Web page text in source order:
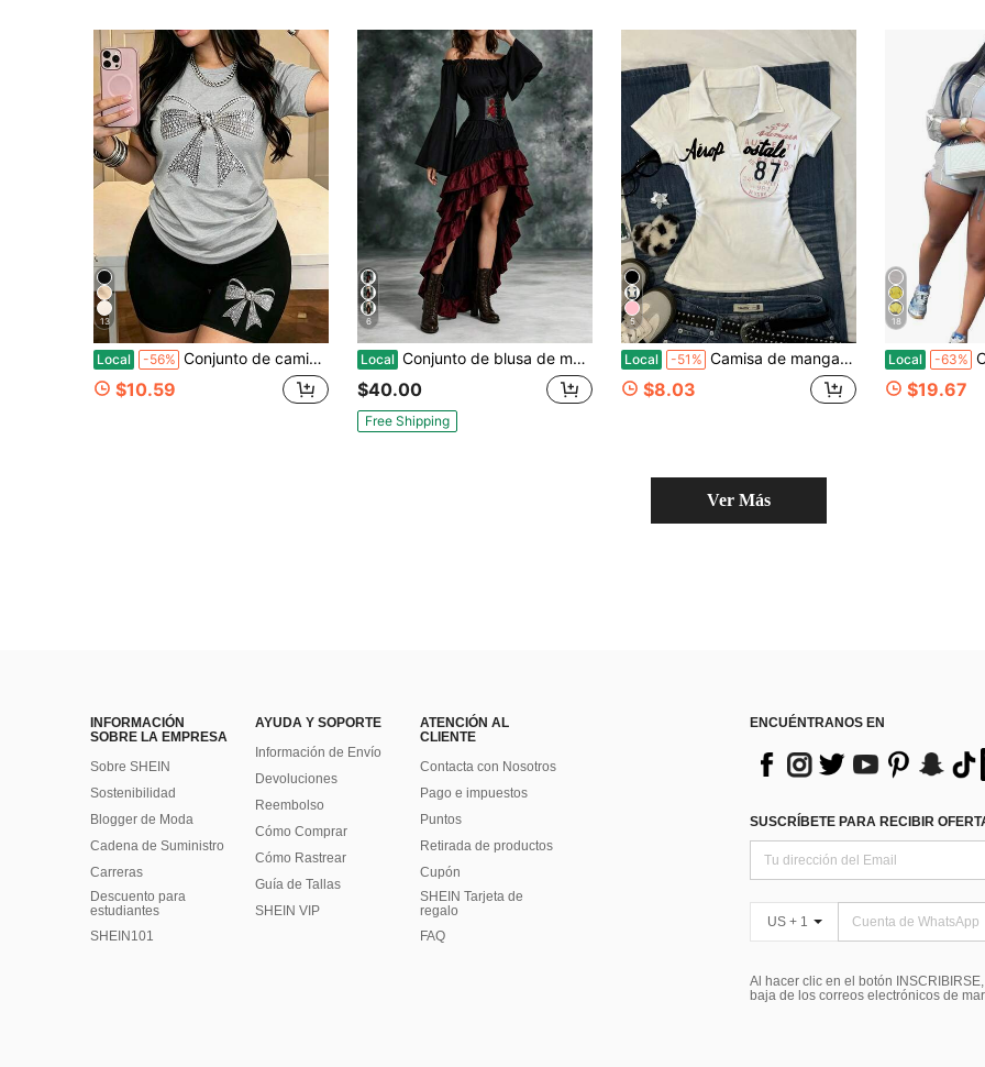
13
Local -56% Conjunto de camiseta y shorts casuales con estampado de letras de EE. UU. para mujer, ideal para vacaciones, verano y como conjunto de dos piezas.
$10.59
6
Local Conjunto de blusa de manga larga acampanada con hombros descubiertos & cinturón de corsé bordado con falda de volantes asimétrica, disfraz de pirata renacentista vintage de dos piezas
$40.00
Free Shipping
5
Local -51% Camisa de manga corta con bordado de letras casual para mujer, verano
$8.03
18
Local -63%
$19.67
Ver Más
INFORMACIÓN
SOBRE LA EMPRESA
Sobre SHEIN
Sostenibilidad
Blogger de Moda
Cadena de Suministro
Carreras
Descuento para
estudiantes
SHEIN101
AYUDA Y SOPORTE
Información de Envío
Devoluciones
Reembolso
Cómo Comprar
Cómo Rastrear
Guía de Tallas
SHEIN VIP
ATENCIÓN AL
CLIENTE
Contacta con Nosotros
Pago e impuestos
Puntos
Retirada de productos
Cupón
SHEIN Tarjeta de
regalo
FAQ
ENCUÉNTRANOS EN
SUSCRÍBETE PARA RECIBIR
US + 1
Al hacer clic en el botón
baja de los correos electrónicos de